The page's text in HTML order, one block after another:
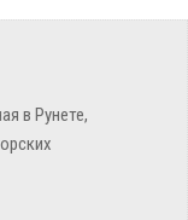
в Рунете,